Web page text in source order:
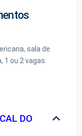
sala de
1 ou 2 vagas.
DO